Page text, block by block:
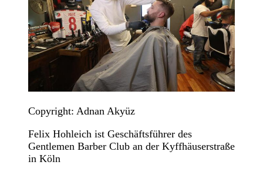
Copyright: Adnan Akyüz
Felix Hohleich ist Geschäftsführer des
Gentlemen Barber Club an der Kyffhäuserstraße
in Köln